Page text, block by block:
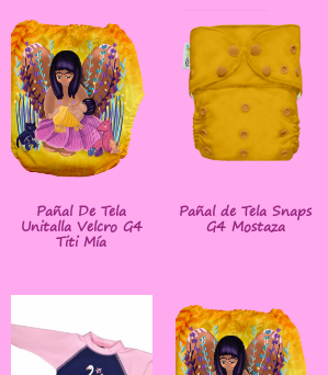
Pañal De Tela
Unitalla Velcro G4
Titi Mía
Pañal de Tela Snaps
G4 Mostaza